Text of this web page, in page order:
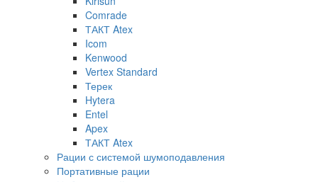
Comrade
ТАКТ Atex
Icom
Kenwood
Vertex Standard
Терек
Hytera
Entel
Apex
ТАКТ Atex
Рации с системой шумоподавления
Портативные рации